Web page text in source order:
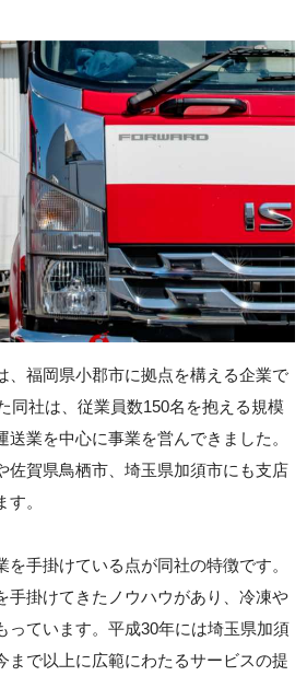
、福岡県小郡市に拠点を構える企業で
同社は、従業員数150名を抱える規模
業を中心に事業を営んできました。
佐賀県鳥栖市、埼玉県加須市にも支店
。
手掛けている点が同社の特徴です。
手掛けてきたノウハウがあり、冷凍や
っています。平成30年には埼玉県加須
まで以上に広範にわたるサービスの提